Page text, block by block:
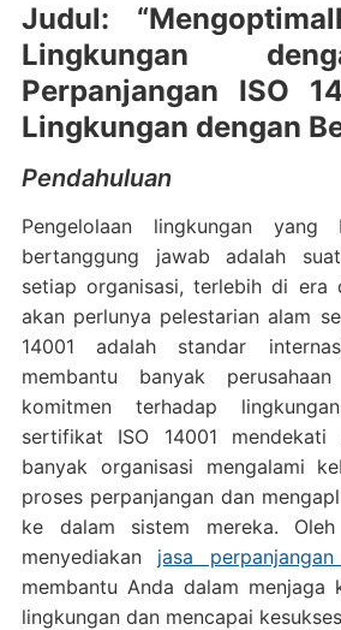
Judul:
Lingkungan
Perpanjangan ISO
Lingkungan dengan
Pendahuluan
Pengelolaan lingkungan yang
bertanggung jawab adalah
setiap organisasi, terlebih di era
akan perlunya pelestarian alam
14001 adalah standar
membantu banyak
komitmen terhadap
sertifikat ISO 14001 mendekati
banyak organisasi mengalami
proses perpanjangan dan
ke dalam sistem mereka.
menyediakan jasa
membantu Anda dalam menjaga
lingkungan dan mencapai